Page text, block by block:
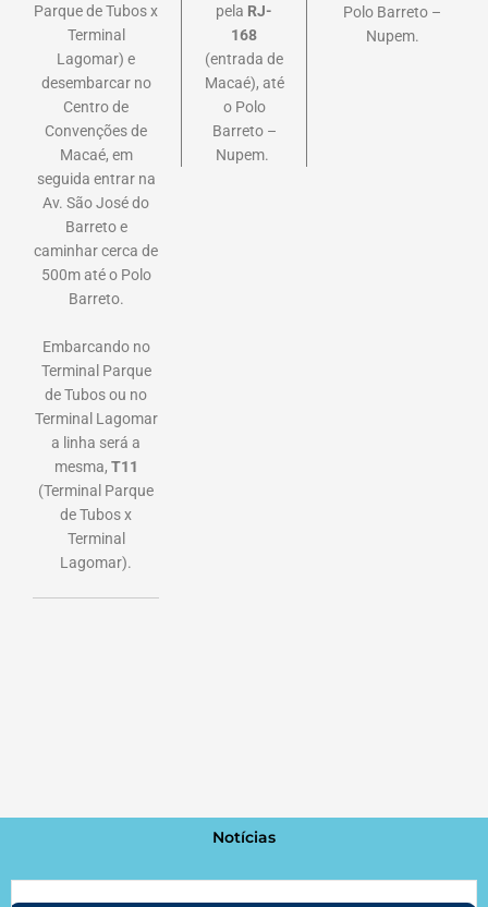
Parque de Tubos x
Terminal
Lagomar) e
desembarcar no
Centro de
Convenções de
Macaé, em
seguida entrar na
Av. São José do
Barreto e
caminhar cerca de
500m até o Polo
Barreto.
Embarcando no
Terminal Parque
de Tubos ou no
Terminal Lagomar
a linha será a
mesma, T11
(Terminal Parque
de Tubos x
Terminal
Lagomar).
pela RJ-
168
(entrada de
Macaé), até
o Polo
Barreto –
Nupem.
Polo Barreto –
Nupem.
Notícias